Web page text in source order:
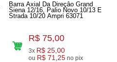
Barra Axial Da Direçâo Grand
Siena 12/16, Palio Novo 10/13 E
Strada 10/20 Ampri 63071
R$ 75,00
3x R$ 25,00
ou R$ 71,25 no pix